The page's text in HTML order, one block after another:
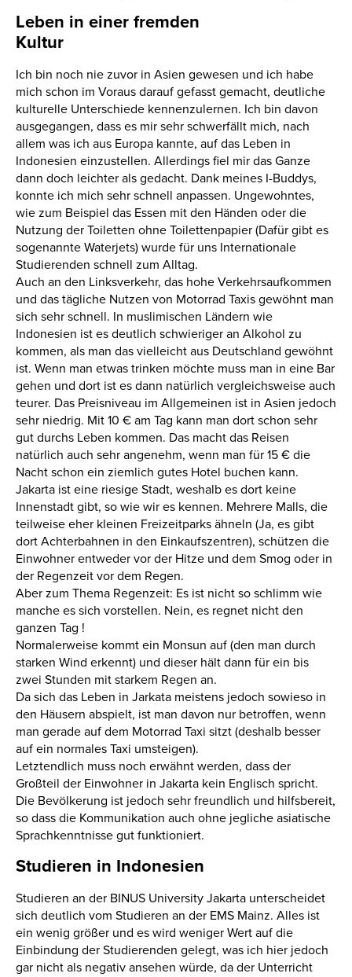
Leben in einer fremden
Kultur
Ich bin noch nie zuvor in Asien gewesen und ich habe
mich schon im Voraus darauf gefasst gemacht, deutliche
kulturelle Unterschiede kennenzulernen. Ich bin davon
ausgegangen, dass es mir sehr schwerfällt mich, nach
allem was ich aus Europa kannte, auf das Leben in
Indonesien einzustellen. Allerdings fiel mir das Ganze
dann doch leichter als gedacht. Dank meines I-Buddys,
konnte ich mich sehr schnell anpassen. Ungewohntes,
wie zum Beispiel das Essen mit den Händen oder die
Nutzung der Toiletten ohne Toilettenpapier (Dafür gibt es
sogenannte Waterjets) wurde für uns Internationale
Studierenden schnell zum Alltag.
Auch an den Linksverkehr, das hohe Verkehrsaufkommen
und das tägliche Nutzen von Motorrad Taxis gewöhnt man
sich sehr schnell. In muslimischen Ländern wie
Indonesien ist es deutlich schwieriger an Alkohol zu
kommen, als man das vielleicht aus Deutschland gewöhnt
ist. Wenn man etwas trinken möchte muss man in eine Bar
gehen und dort ist es dann natürlich vergleichsweise auch
teurer. Das Preisniveau im Allgemeinen ist in Asien jedoch
sehr niedrig. Mit 10 € am Tag kann man dort schon sehr
gut durchs Leben kommen. Das macht das Reisen
natürlich auch sehr angenehm, wenn man für 15 € die
Nacht schon ein ziemlich gutes Hotel buchen kann.
Jakarta ist eine riesige Stadt, weshalb es dort keine
Innenstadt gibt, so wie wir es kennen. Mehrere Malls, die
teilweise eher kleinen Freizeitparks ähneln (Ja, es gibt
dort Achterbahnen in den Einkaufszentren), schützen die
Einwohner entweder vor der Hitze und dem Smog oder in
der Regenzeit vor dem Regen.
Aber zum Thema Regenzeit: Es ist nicht so schlimm wie
manche es sich vorstellen. Nein, es regnet nicht den
ganzen Tag !
Normalerweise kommt ein Monsun auf (den man durch
starken Wind erkennt) und dieser hält dann für ein bis
zwei Stunden mit starkem Regen an.
Da sich das Leben in Jarkata meistens jedoch sowieso in
den Häusern abspielt, ist man davon nur betroffen, wenn
man gerade auf dem Motorrad Taxi sitzt (deshalb besser
auf ein normales Taxi umsteigen).
Letztendlich muss noch erwähnt werden, dass der
Großteil der Einwohner in Jakarta kein Englisch spricht.
Die Bevölkerung ist jedoch sehr freundlich und hilfsbereit,
so dass die Kommunikation auch ohne jegliche asiatische
Sprachkenntnisse gut funktioniert.
Studieren in Indonesien
Studieren an der BINUS University Jakarta unterscheidet
sich deutlich vom Studieren an der EMS Mainz. Alles ist
ein wenig größer und es wird weniger Wert auf die
Einbindung der Studierenden gelegt, was ich hier jedoch
gar nicht als negativ ansehen würde, da der Unterricht